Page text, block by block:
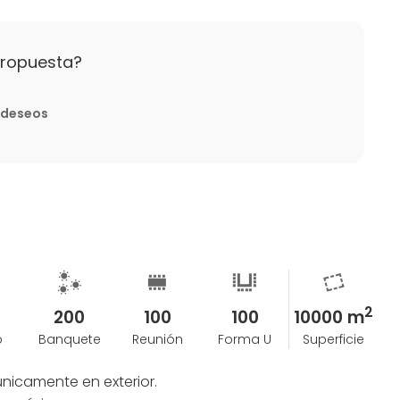
200
Banquete
100
Reunión
100
Forma U
10000 m2
Superficie
en exterior.